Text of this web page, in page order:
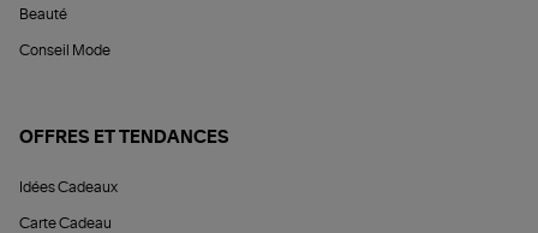
Beauté
Conseil Mode
OFFRES ET TENDANCES
Idées Cadeaux
Carte Cadeau